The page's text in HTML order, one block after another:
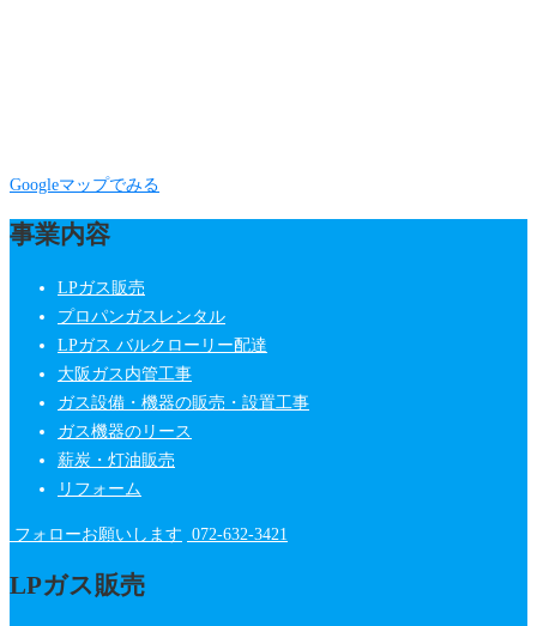
Googleマップでみる
事業内容
LPガス販売
プロパンガスレンタル
LPガス バルクローリー配達
大阪ガス内管工事
ガス設備・機器の販売・設置工事
ガス機器のリース
薪炭・灯油販売
リフォーム
フォローお願いします 072-632-3421
LPガス販売